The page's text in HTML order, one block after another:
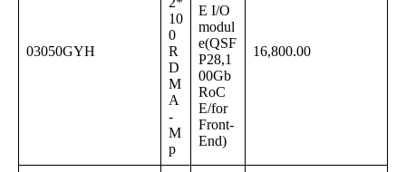
03050GYH
10
0
R
D
M
A
-
M
p
E I/O
modul
e(QSF
P28,1
00Gb
RoC
E/for
Front-
End)
16,800.00